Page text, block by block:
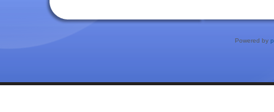
Powered by